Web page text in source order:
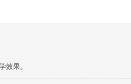
效果。